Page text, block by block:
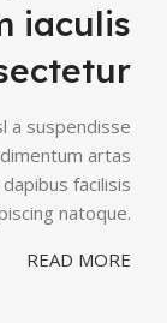
iaculis
a suspendisse
artas
facilisis
natoque.
READ MORE